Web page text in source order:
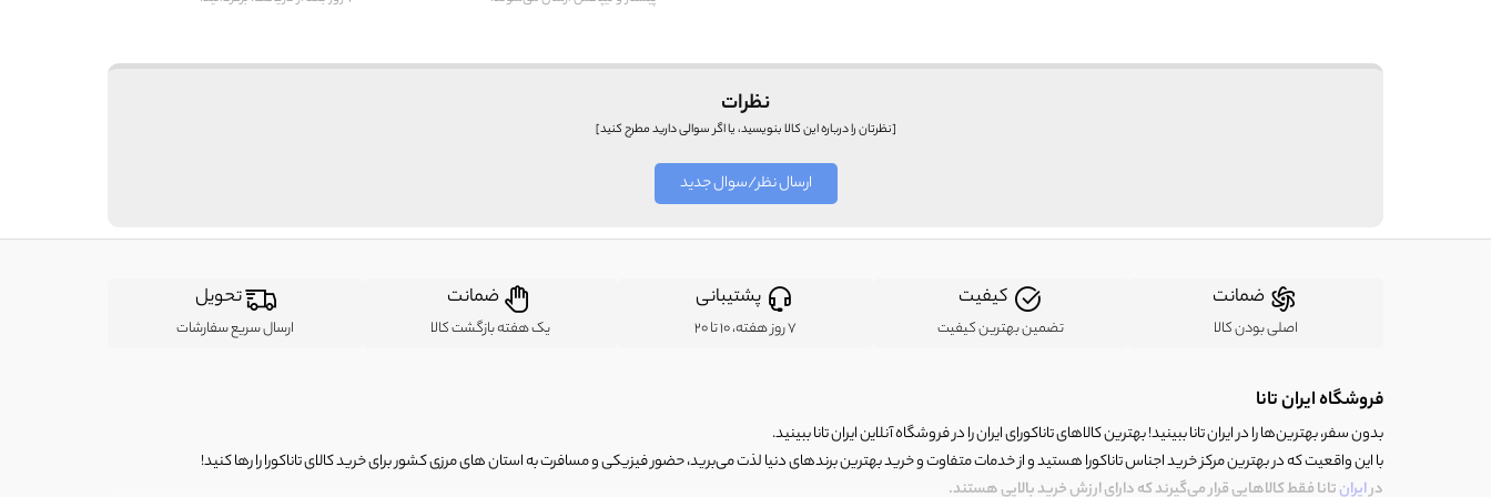
نظرات
[نظرتان را درباره این کالا بنویسید، یا اگر سوالی دارید مطرح کنید]
ارسال نظر/سوال جدید
ضمانت
اصلی بودن کالا
کیفیت
تضمین بهترین کیفیت
پشتیبانی
7 روز هفته، 10 تا 20
ضمانت
یک هفته بازگشت کالا
تحویل
ارسال سریع سفارشات
فروشگاه ایران تانا
بدون سفر، بهترین‌ها را در ایران تانا ببینید! بهترین کالاهای تاناکورای ایران را در فروشگاه آنلاین ایران تانا ببینید.
با این واقعیت که در بهترین مرکز خرید اجناس تاناکورا هستید و از خدمات متفاوت و خرید بهترین برندهای دنیا لذت می‌برید، حضور فیزیکی و مسافرت به استان های مرزی کشور برای خرید کالای تاناکورا را رها کنید!
درایرانتانا فقط کالاهایی قرار می‌گیرند که دارای ارزش خرید بالایی هستند.